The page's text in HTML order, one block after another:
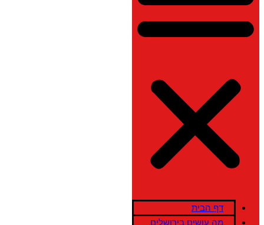
דף הבית
מה עושים בירושלים